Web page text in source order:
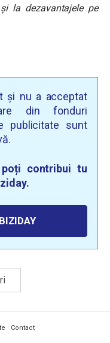
la dezavantajele pe
și nu a acceptat
din fonduri
publicitate sunt
contribui tu
· Contact